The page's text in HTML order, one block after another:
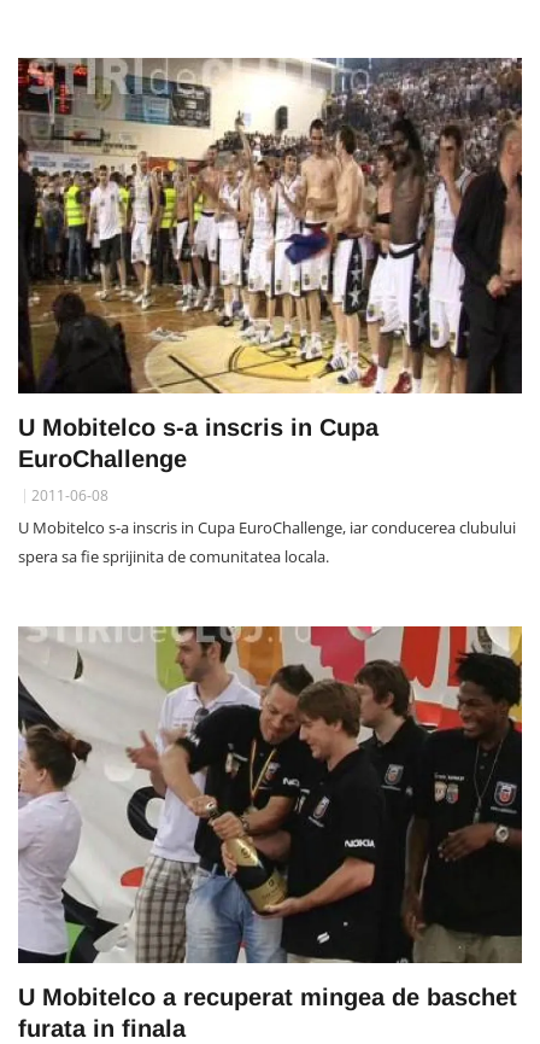
U Mobitelco s-a inscris in Cupa
EuroChallenge
2011-06-08
U Mobitelco s-a inscris in Cupa EuroChallenge, iar conducerea clubului
spera sa fie sprijinita de comunitatea locala.
U Mobitelco a recuperat mingea de baschet
furata in finala